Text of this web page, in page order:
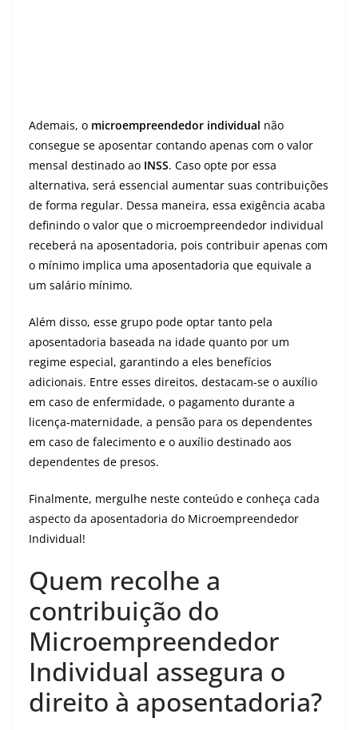
Ademais, o microempreendedor individual não
consegue se aposentar contando apenas com o valor
mensal destinado ao INSS. Caso opte por essa
alternativa, será essencial aumentar suas contribuições
de forma regular. Dessa maneira, essa exigência acaba
definindo o valor que o microempreendedor individual
receberá na aposentadoria, pois contribuir apenas com
o mínimo implica uma aposentadoria que equivale a
um salário mínimo.
Além disso, esse grupo pode optar tanto pela
aposentadoria baseada na idade quanto por um
regime especial, garantindo a eles benefícios
adicionais. Entre esses direitos, destacam-se o auxílio
em caso de enfermidade, o pagamento durante a
licença-maternidade, a pensão para os dependentes
em caso de falecimento e o auxílio destinado aos
dependentes de presos.
Finalmente, mergulhe neste conteúdo e conheça cada
aspecto da aposentadoria do Microempreendedor
Individual!
Quem recolhe a
contribuição do
Microempreendedor
Individual assegura o
direito à aposentadoria?